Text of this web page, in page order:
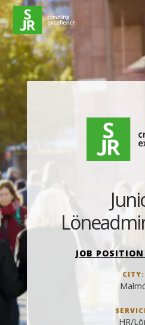
Hoppa till innehåll
JOB
CITY:
HR/